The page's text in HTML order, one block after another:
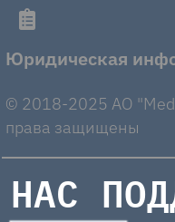
Юридическая
© 2018-2025 AO
права защищены
НАС